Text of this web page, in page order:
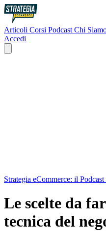
Articoli Corsi Podcast Chi
Accedi
Strategia eCommerce: il Podcast
Le scelte da
tecnica del